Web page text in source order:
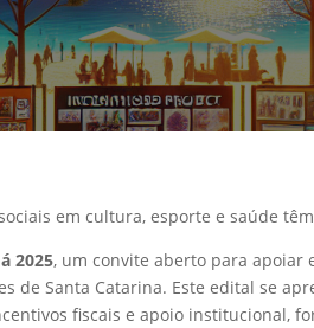
em cultura, esporte e saúde
2025, um convite aberto para apoiar
de Santa Catarina. Este edital se
fiscais e apoio institucional,